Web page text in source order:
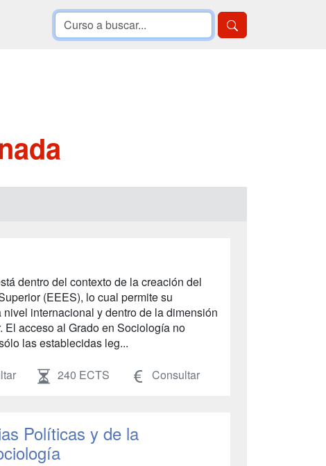
dentro del contexto de la creación del
(EEES), lo cual permite su
internacional y dentro de la dimensión
acceso al Grado en Sociología no
las establecidas leg...
240 ECTS Consultar
Políticas y de la